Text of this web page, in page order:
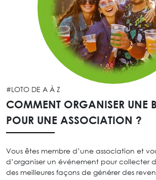
#LOTO DE A À Z
COMMENT ORGANISER UNE
POUR UNE ASSOCIATION ?
Vous êtes membre d’une association et
d’organiser un événement pour collecter
des meilleures façons de générer des